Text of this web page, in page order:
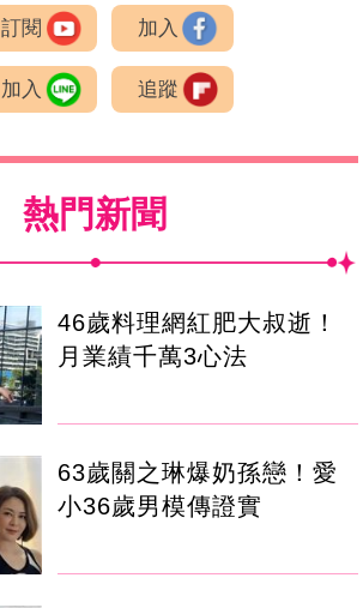
訂閱 加入
加入 追蹤
熱門新聞
46歲料理網紅肥大叔逝！
月業績千萬3心法
63歲關之琳爆奶孫戀！愛
小36歲男模傳證實